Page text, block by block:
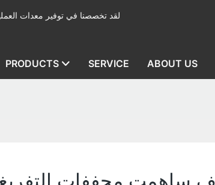
لقد تخصصنا في توفير معدات
PRODUCTS SERVICE ABOUT US